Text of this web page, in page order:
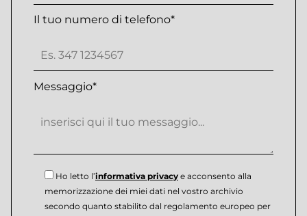
Il tuo numero di telefono*
Messaggio*
Ho letto l’informativa privacy e acconsento alla
memorizzazione dei miei dati nel vostro archivio
secondo quanto stabilito dal regolamento europeo per